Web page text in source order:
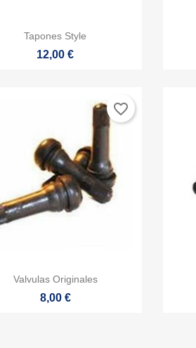
Vista rápida
Tapones Style
12,00 €
Vista rápida
Valvulas Originales
8,00 €
favorite_border